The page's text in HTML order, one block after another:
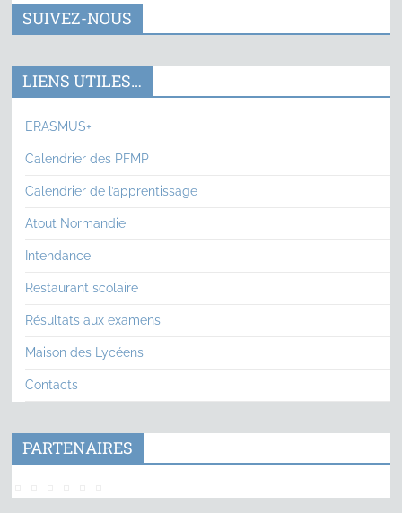
SUIVEZ-NOUS
LIENS UTILES…
ERASMUS+
Calendrier des PFMP
Calendrier de l’apprentissage
Atout Normandie
Intendance
Restaurant scolaire
Résultats aux examens
Maison des Lycéens
Contacts
PARTENAIRES